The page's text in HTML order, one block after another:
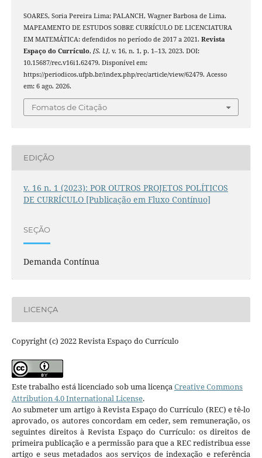
SOARES, Soria Pereira Lima; PALANCH, Wagner Barbosa de Lima.
MAPEAMENTO DE ESTUDOS SOBRE CURRÍCULO DE LICENCIATURA
EM MATEMÁTICA: defendidos no período de 2017 a 2021. Revista
Espaço do Currículo, [S. l.], v. 16, n. 1, p. 1–13, 2023. DOI:
10.15687/rec.v16i1.62479. Disponível em:
https://periodicos.ufpb.br/index.php/rec/article/view/62479. Acesso
em: 6 ago. 2026.
Fomatos de Citação
EDIÇÃO
v. 16 n. 1 (2023): POR OUTROS PROJETOS POLÍTICOS
DE CURRÍCULO [Publicação em Fluxo Contínuo]
SEÇÃO
Demanda Contínua
LICENÇA
Copyright (c) 2022 Revista Espaço do Currículo
Este trabalho está licenciado sob uma licençaCreative Commons
Attribution 4.0 International License.
Ao submeter um artigo à Revista Espaço do Currículo (REC) e tê-lo
aprovado, os autores concordam em ceder, sem remuneração, os
seguintes direitos à Revista Espaço do Currículo: os direitos de
primeira publicação e a permissão para que a REC redistribua esse
artigo e seus metadados aos serviços de indexação e referência